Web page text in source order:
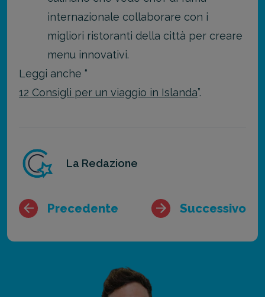
internazionale collaborare con i
migliori ristoranti della città per creare
menu innovativi.
Leggi anche “
12 Consigli per un viaggio in Islanda”.
La Redazione
Precedente Successivo